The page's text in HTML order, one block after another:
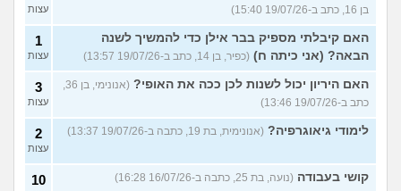
בן 16, כתב ב-19/07/26 15:40)
עצות
האם קיבלתי מספיק בבר אילן כדי להמשיך לשנה
הבאה? (אני כיתה ח) (כפיר, בן 14, כתב ב-19/07/26 13:57)
1
עצות
האם היריון יכול לשנות לכן ככה את האופי?
(אנונימי, בן 36,
כתב ב-19/07/26 13:46)
3
עצות
לימודי גיאוגרפיה? (אנונימית, בת 19, כתבה ב-19/07/26 13:37) 2
עצות
קושי בעבודה (נועה, בת 25, כתבה ב-16/07/26 16:28) 10